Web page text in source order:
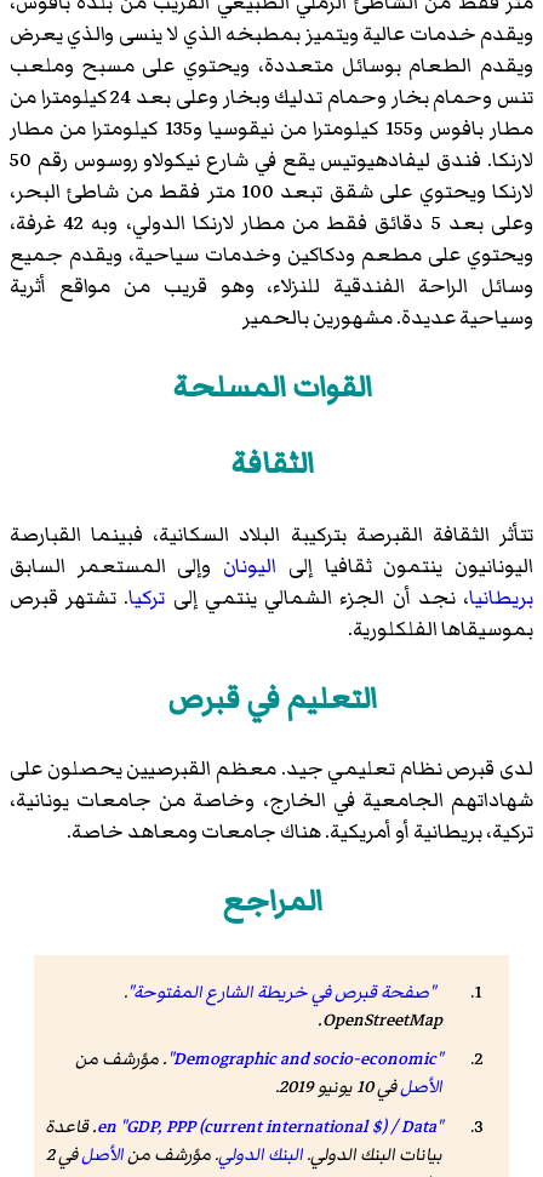
ويقدم خدمات عالية ويتميز بمطبخه الذي لا ينسى والذي يعرض
ويقدم الطعام بوسائل متعددة، ويحتوي على مسبح وملعب
تنس وحمام بخار وحمام تدليك وبخار وعلى بعد 24 كيلومترا من
مطار بافوس و155 كيلومترا من نيقوسيا و135 كيلومترا من مطار
لارنكا. فندق ليفادهيوتيس يقع في شارع نيكولاو روسوس رقم 50
لارنكا ويحتوي على شقق تبعد 100 متر فقط من شاطئ البحر،
وعلى بعد 5 دقائق فقط من مطار لارنكا الدولي، وبه 42 غرفة،
ويحتوي على مطعم ودكاكين وخدمات سياحية، ويقدم جميع
وسائل الراحة الفندقية للنزلاء، وهو قريب من مواقع أثرية
وسياحية عديدة. مشهورين بالحمير
القوات المسلحة
الثقافة
تتأثر الثقافة القبرصة بتركيبة البلاد السكانية، فبينما القبارصة
اليونانيون ينتمون ثقافيا إلى اليونان وإلى المستعمر السابق
بريطانيا، نجد أن الجزء الشمالي ينتمي إلى تركيا. تشتهر قبرص
بموسيقاها الفلكلورية.
التعليم في قبرص
لدى قبرص نظام تعليمي جيد. معظم القبرصيين يحصلون على
شهاداتهم الجامعية في الخارج، وخاصة من جامعات يونانية،
تركية، بريطانية أو أمريكية. هناك جامعات ومعاهد خاصة.
المراجع
"صفحة قبرص في خريطة الشارع المفتوحة".
OpenStreetMap
.
"Demographic and socio-economic"
. مؤرشف من
الأصلفي 10 يونيو 2019.
"GDP, PPP (current international $) / Data"
en
.قاعدة
بيانات البنك الدولي.البنك الدولي. مؤرشف منالأصل
في 2